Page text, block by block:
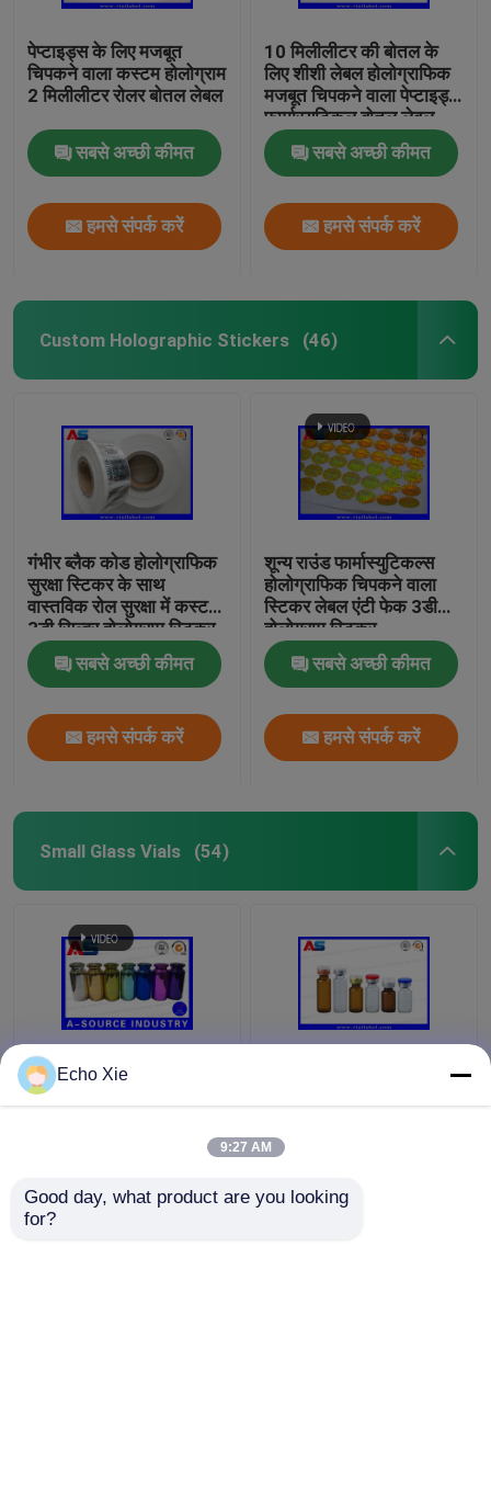
पेप्टाइड्स के लिए मजबूत
चिपकने वाला कस्टम होलोग्राम
2 मिलीलीटर रोलर बोतल लेबल
सबसे अच्छी कीमत
हमसे संपर्क करें
10 मिलीलीटर की बोतल के
लिए शीशी लेबल होलोग्राफिक
मजबूत चिपकने वाला पेप्टाइड्स
फार्मास्युटिकल बोतल लेबल
25x60 मिमी
सबसे अच्छी कीमत
हमसे संपर्क करें
Custom Holographic Stickers (46)
गंभीर ब्लैक कोड होलोग्राफिक
सुरक्षा स्टिकर के साथ
वास्तविक रोल सुरक्षा में कस्टम
3डी सिल्वर होलोग्राम स्टिकर
सबसे अच्छी कीमत
हमसे संपर्क करें
शून्य राउंड फार्मास्युटिकल्स
होलोग्राफिक चिपकने वाला
स्टिकर लेबल एंटी फेक 3डी
होलोग्राम स्टिकर
सबसे अच्छी कीमत
हमसे संपर्क करें
Small Glass Vials (54)
मि.ली./5 मि.ली./10 मि.ली.
Echo Xie
9:27 AM
Good day, what product are you looking
for?